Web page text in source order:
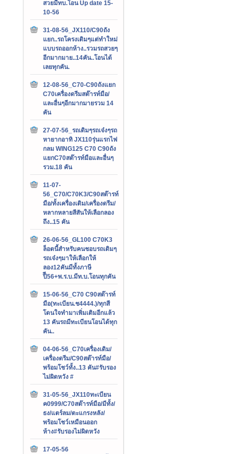
สวยมีทบ.โอน Up date 15-
10-56
31-08-56_JX110/C90ถัง
แยก..รถโครงเดิมๆแต่ทำใหม่
แบบรถออกห้าง..รวมรถสวยๆ
อีกมากมาย..14คัน..โอนได้
เลยทุกคัน.
12-08-56_C70-C90ถังแยก
C70เครื่องดรีมสต๊ารท์มือ/
และอื่นๆอีกมากมายรวม 14
คัน
27-07-56_รถเดิมๆรถเจ๋งๆรถ
หายากอาทิ JX110รุ่นแรกไฟ
กลม WING125 C70 C90ถัง
แยกC70สต๊ารท์มือและอื่นๆ
รวม.18 คัน
11-07-
56_C70/C70K3/C90สต๊ารท์
มือ/ทั้งเครื่องเดิม/เครื่องดรีม/
หลากหลายสีสันให้เลือกลอง
ถึง..15 คัน
26-06-56_GL100 C70K3
ล็อตนี้สำหรับคนชอบรถเดิมๆ
รถเจ๋งๆมาให้เลือกให้
ลอง12คันมีทั้งภาษี
ปีี56+พ.ร.บ.มีท.บ.โอนทุกคัน
15-06-56_C70 C90สต๊ารท์
มือ(ทะเบียน.ช4444.)/ทุกสี
โดนใจทำมาเพิ่มเติมอีกแล้ว
13 คันรถมีทะเบียนโอนได้ทุก
คัน..
04-06-56_C70เครื่องเดิม/
เครื่องดรีม/C90สต๊ารท์มือ/
พร้อมโชว์ทั้ง..13 คัน#รับรอง
ไม่ผิดหวัง #
31-05-56_JX110ทะเบียน
ค0999/C70สต๊ารท์มือ/มีทั้ง/
ธง/แตร์ลม/ตะแกรงหลัง/
พร้อมโชว์เหมือนออก
ห้าง#รับรองไม่ผิดหวัง
17-05-56